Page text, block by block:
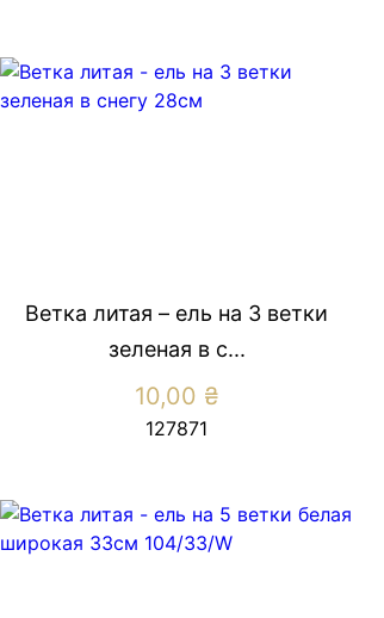
Ветка литая – ель на 3 ветки
зеленая в с...
10,00 ₴
127871